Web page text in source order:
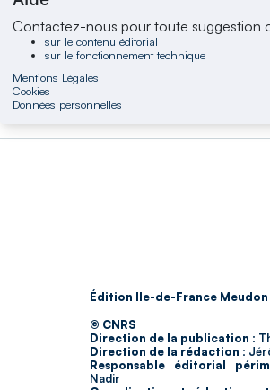
Contactez-nous pour toute suggestion
sur le contenu éditorial
sur le fonctionnement technique
Mentions Légales
Cookies
Données personnelles
Édition Ile-de-France Meudon
© CNRS
Direction de la publication :
Direction de la rédaction :
Responsable éditorial
Nadir